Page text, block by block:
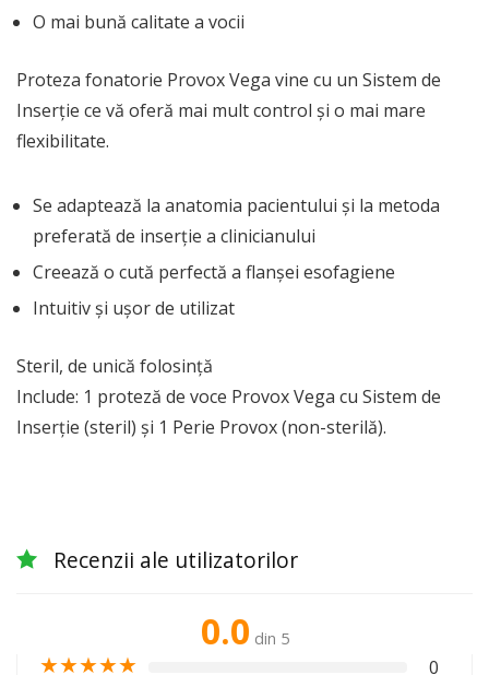
O mai bună calitate a vocii
Proteza fonatorie Provox Vega vine cu un Sistem de
Inserţie ce vă oferă mai mult control şi o mai mare
flexibilitate.
Se adaptează la anatomia pacientului şi la metoda
preferată de inserţie a clinicianului
Creează o cută perfectă a flanşei esofagiene
Intuitiv şi uşor de utilizat
Steril, de unică folosinţă
Include: 1 proteză de voce Provox Vega cu Sistem de
Inserţie (steril) şi 1 Perie Provox (non-sterilă).
Recenzii ale utilizatorilor
0.0 din 5
★★★★★ 0